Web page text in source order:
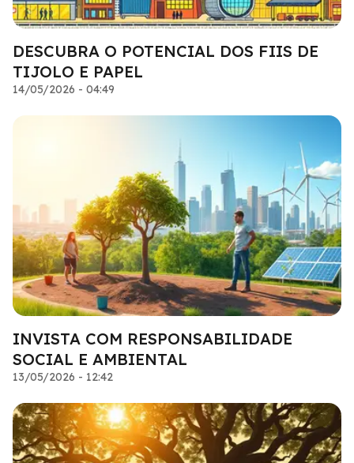
DESCUBRA O POTENCIAL DOS FIIS DE
TIJOLO E PAPEL
14/05/2026 - 04:49
INVISTA COM RESPONSABILIDADE
SOCIAL E AMBIENTAL
13/05/2026 - 12:42